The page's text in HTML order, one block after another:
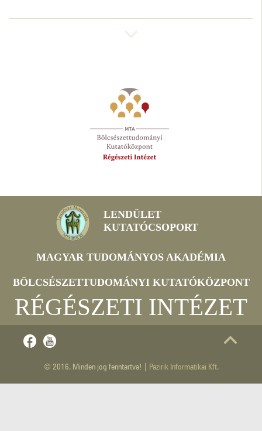
LENDÜLET
KUTATÓCSOPORT
MAGYAR TUDOMÁNYOS AKADÉMIA
BÖLCSÉSZETTUDOMÁNYI KUTATÓKÖZPONT
RÉGÉSZETI INTÉZET
© 2016. Minden jog fenntartva! | Pazirik Informatikai Kft.